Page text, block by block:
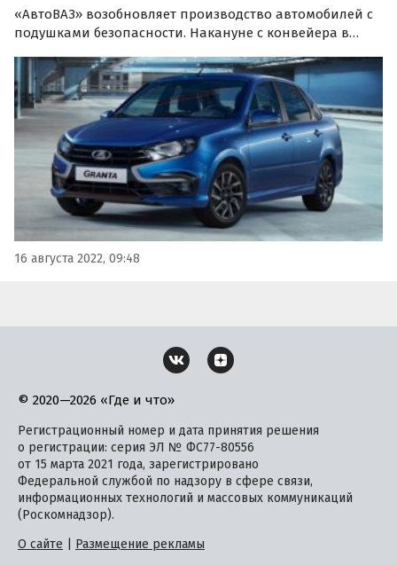
«АвтоВАЗ» возобновляет производство автомобилей с
подушками безопасности. Накануне с конвейера в
сообщают «Автоновости дня» со ссылкой на
инсайдерское сообщество Avtograd News в соцсети…
16 августа 2022, 09:48
© 2020—2026 «Где и что»
Регистрационный номер и дата принятия решения
о регистрации: серия ЭЛ № ФС77-80556
от 15 марта 2021 года, зарегистрировано
Федеральной службой по надзору в сфере связи,
информационных технологий и массовых коммуникаций
(Роскомнадзор).
О сайте
Размещение рекламы